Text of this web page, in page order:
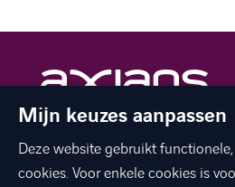
The best of ICT with a human
linkedinyoutubefacebook
twitterinstagram
Mijn keuzes aanpassen
Deze website gebruikt
cookies. Voor enkele cookies is